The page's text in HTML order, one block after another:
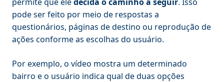
pode ser feito por meio de respostas a
questionários, páginas de destino ou reprodução de
ações conforme as escolhas do usuário.
Por exemplo, o vídeo mostra um determinado
bairro e o usuário indica qual de duas opções